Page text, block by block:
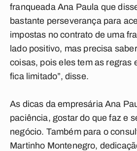
franqueada Ana Paula que
bastante perseverança para
impostas no contrato de uma
lado positivo, mas precisa
coisas, pois eles tem as regras
fica limitado”, disse.
As dicas da empresária Ana
paciência, gostar do que faz e
negócio. Também para o
Martinho Montenegro,